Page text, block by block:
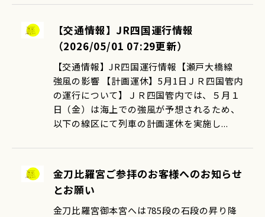
【交通情報】JR四国運行情報
（2026/05/01 07:29更新）
【交通情報】JR四国運行情報【瀬戸大橋線
強風の影響 【計画運休】5月1日ＪＲ四国管内
の運行について】ＪＲ四国管内では、５月１
日（金）は海上での強風が予想されるため、
以下の線区にて列車の計画運休を実施し...
金刀比羅宮ご参拝のお客様へのお知らせ
とお願い
金刀比羅宮御本宮へは785段の石段の昇り降